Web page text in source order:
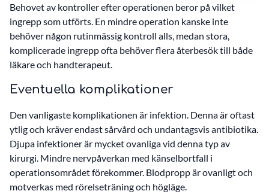
Behovet av kontroller efter operationen beror på vilket
ingrepp som utförts. En mindre operation kanske inte
behöver någon rutinmässig kontroll alls, medan stora,
komplicerade ingrepp ofta behöver flera återbesök till både
läkare och handterapeut.
Eventuella komplikationer
Den vanligaste komplikationen är infektion. Denna är oftast
ytlig och kräver endast sårvård och undantagsvis antibiotika.
Djupa infektioner är mycket ovanliga vid denna typ av
kirurgi. Mindre nervpåverkan med känselbortfall i
operationsområdet förekommer. Blodpropp är ovanligt och
motverkas med rörelseträning och högläge.